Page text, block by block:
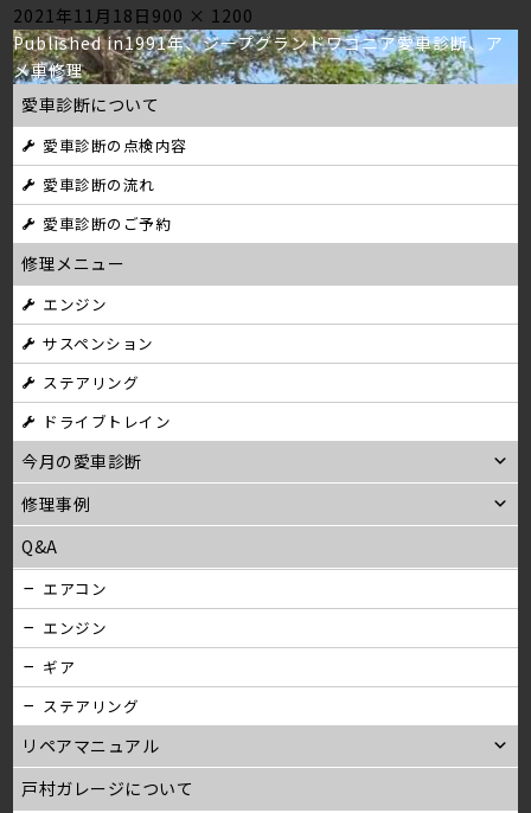
Posted
on
2021年11月18日 Full
size
900 × 1200
投
稿
ナ
ビ
ゲ
ー
シ
ョ
ン
Published in1991年、ジープグランドワゴニア愛車診断、ア
メ車修理
愛車診断について
愛車診断の点検内容
愛車診断の流れ
愛車診断のご予約
修理メニュー
エンジン
サスペンション
ステアリング
ドライブトレイン
今月の愛車診断
修理事例
Q&A
エアコン
エンジン
ギア
ステアリング
リペアマニュアル
戸村ガレージについて